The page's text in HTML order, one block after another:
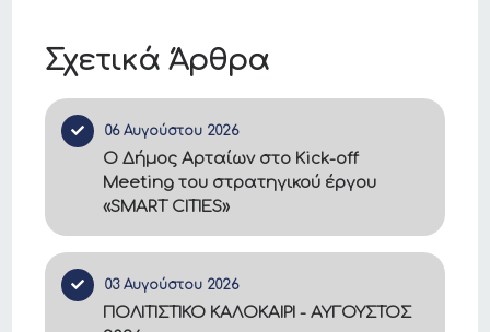
Σχετικά Άρθρα
06 Αυγούστου 2026
Ο Δήμος Αρταίων στο Kick-off
Meeting του στρατηγικού έργου
«SMART CITIES»
03 Αυγούστου 2026
ΠΟΛΙΤΙΣΤΙΚΟ ΚΑΛΟΚΑΙΡΙ - ΑΥΓΟΥΣΤΟΣ